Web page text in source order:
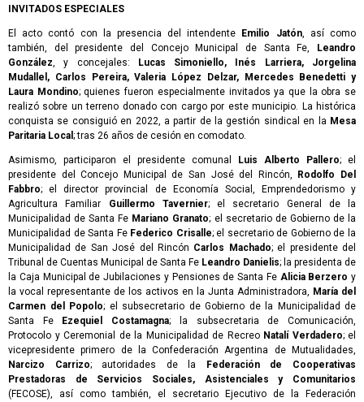
INVITADOS ESPECIALES
El acto contó con la presencia del intendente Emilio Jatón, así como
también, del presidente del Concejo Municipal de Santa Fe,
Leandro
González, y concejales:
Lucas Simoniello, Inés Larriera, Jorgelina
Mudallel, Carlos Pereira, Valeria López Delzar, Mercedes Benedetti y
Laura Mondino; quienes fueron especialmente invitados ya que la obra se
realizó sobre un terreno donado con cargo por este municipio. La histórica
conquista se consiguió en 2022, a partir de la gestión sindical en la Mesa
Paritaria Local ; tras 26 años de cesión en comodato.
Asimismo, participaron el presidente comunal Luis Alberto Pallero; el
presidente del Concejo Municipal de San José del Rincón,
Rodolfo Del
Fabbro; el director provincial de Economía Social, Emprendedorismo y
Agricultura Familiar
Guillermo Tavernier; el secretario General de la
Municipalidad de Santa Fe Mariano Granato; el secretario de Gobierno de la
Municipalidad de Santa Fe Federico Crisalle; el secretario de Gobierno de la
Municipalidad de San José del Rincón Carlos Machado; el presidente del
Tribunal de Cuentas Municipal de Santa Fe Leandro Danielis; la presidenta de
la Caja Municipal de Jubilaciones y Pensiones de Santa Fe Alicia Berzero y
la vocal representante de los activos en la Junta Administradora, María del
Carmen del Popolo; el subsecretario de Gobierno de la Municipalidad de
Santa Fe
Ezequiel Costamagna; la subsecretaria de Comunicación,
Protocolo y Ceremonial de la Municipalidad de Recreo Natalí Verdadero; el
vicepresidente primero de la Confederación Argentina de Mutualidades,
Narcizo Carrizo; autoridades de la
Federación de Cooperativas
Prestadoras de Servicios Sociales, Asistenciales y Comunitarios
(FECOSE), así como también, el secretario Ejecutivo de la Federación